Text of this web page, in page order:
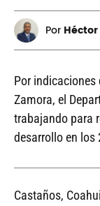
Por
Por indicaciones
Zamora, el
trabajando para
desarrollo en
Castaños,